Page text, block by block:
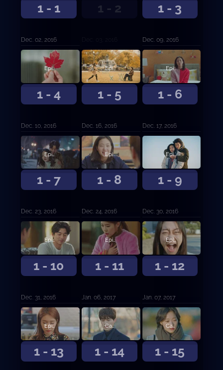
1 - 1
Dec. 02, 2016
1 - 2 1 - 3
Dec. 09, 2016
1 - 4
Episodio 4
Dec. 10, 2016
1 - 5
Episodio 5
Dec. 16, 2016
1 - 6
Episodio 6
Dec. 17, 2016
1 - 7
Episodio 7
Dec. 23, 2016
1 - 8
Episodio 8
Dec. 24, 2016
1 - 9
Episodio 9
Dec. 30, 2016
1 - 10
Episodio 10
Dec. 31, 2016
1 - 11
Episodio 11
Jan. 06, 2017
1 - 12
Episodio 12
Jan. 07, 2017
1 - 13
Episodio 13
1 - 14
Capítulo 14
1 - 15
Capítulo 15